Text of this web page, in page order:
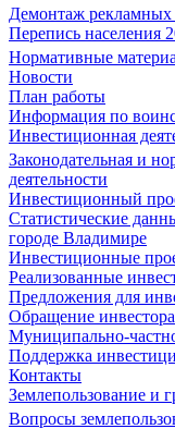
Демонтаж рекламных
Перепись населения
Нормативные
Новости
План работы
Информация по
Инвестиционная
Законодательная и
деятельности
Инвестиционный
Статистические
городе Владимире
Инвестиционные
Реализованные
Предложения для
Обращение инвестора
Муниципально-
Поддержка
Контакты
Землепользование и
Вопросы